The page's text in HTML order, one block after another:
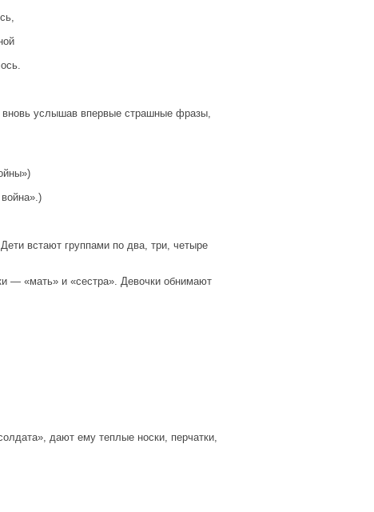
услышав впервые страшные фразы,
встают группами по два, три, четыре
— «мать» и «сестра». Девочки обнимают
дают ему теплые носки, перчатки,